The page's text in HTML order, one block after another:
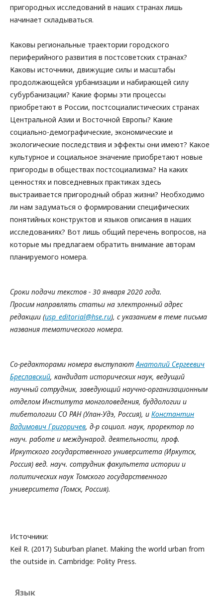
пригородных исследований в наших странах лишь
начинает складываться.
Каковы региональные траектории городского
периферийного развития в постсоветских странах?
Каковы источники, движущие силы и масштабы
продолжающейся урбанизации и набирающей силу
субурбанизации? Какие формы эти процессы
приобретают в России, постсоциалистических странах
Центральной Азии и Восточной Европы? Какие
социально-демографические, экономические и
экологические последствия и эффекты они имеют? Какое
культурное и социальное значение приобретают новые
пригороды в обществах постсоциализма? На каких
ценностях и повседневных практиках здесь
выстраивается пригородный образ жизни? Необходимо
ли нам задуматься о формировании специфических
понятийных конструктов и языков описания в наших
исследованиях? Вот лишь общий перечень вопросов, на
которые мы предлагаем обратить внимание авторам
планируемого номера.
Сроки подачи текстов - 30 января 2020 года.
Просим направлять статьи на электронный адрес
редакции (usp_editorial@hse.ru), с указанием в теме письма
названия тематического номера.
Со-редакторами номера выступаютАнатолий Сергеевич
Бреславский, кандидат исторических наук, ведущий
научный сотрудник, заведующий научно-организационным
отделом Института монголоведения, буддологии и
тибетологии СО РАН (Улан-Удэ, Россия), и Константин
Вадимович Григоричев, д-р социол. наук, проректор по
науч. работе и международ. деятельности, проф.
Иркутского государственного университета (Иркутск,
Россия) вед. науч. сотрудник факультета истории и
политических наук Томского государственного
университета (Томск, Россия).
Источники:
Keil R. (2017) Suburban planet. Making the world urban from
the outside in. Cambridge: Polity Press.
Язык